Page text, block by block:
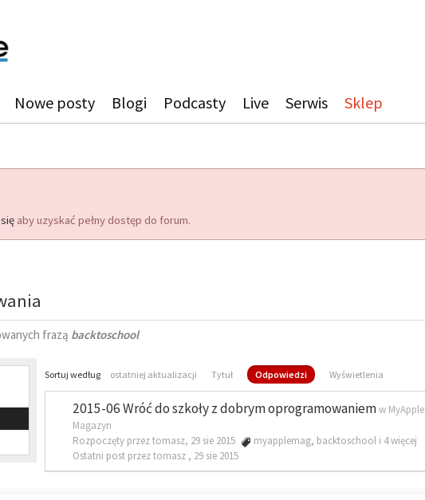
Nowe posty Blogi Podcasty Live Serwis Sklep
aby uzyskać pełny dostęp do forum.
frazą backtoschool
Sortuj według ostatniej aktualizacji Tytuł Odpowiedzi Wyświetlenia
2015-06 Wróć do szkoły z dobrym oprogramowaniemw MyApple
Magazyn
Rozpoczęty przez tomasz, 29 sie 2015
myapplemag, backtoschool i 4 więcej
Ostatni post przez tomasz , 29 sie 2015